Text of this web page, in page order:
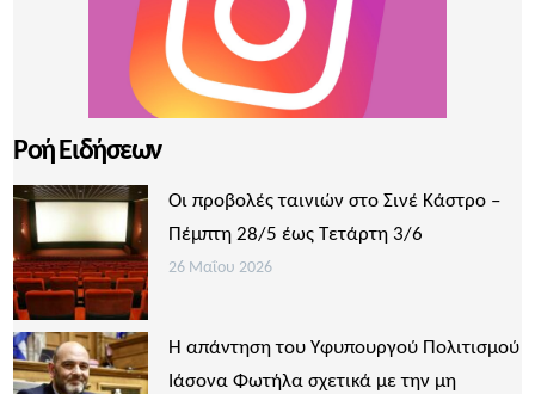
Ροή Ειδήσεων
Οι προβολές ταινιών στο Σινέ Κάστρο –
Πέμπτη 28/5 έως Τετάρτη 3/6
26 Μαΐου 2026
Η απάντηση του Υφυπουργού Πολιτισμού
Ιάσονα Φωτήλα σχετικά με την μη